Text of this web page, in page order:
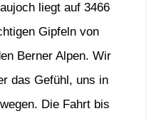
liegt auf 3466
Gipfeln von
Berner Alpen. Wir
das Gefühl, uns in
Die Fahrt bis